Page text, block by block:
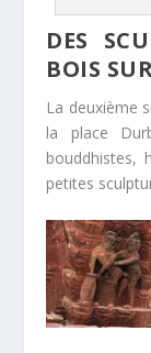
DES
BOIS
La deuxième
la place
bouddhistes,
petites